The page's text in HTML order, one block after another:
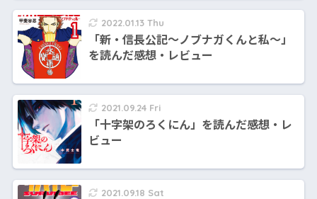
2022.01.13 Thu
「新・信長公記～ノブナガくんと私～」
を読んだ感想・レビュー
2021.09.24 Fri
「十字架のろくにん」を読んだ感想・レ
ビュー
2021.09.18 Sat